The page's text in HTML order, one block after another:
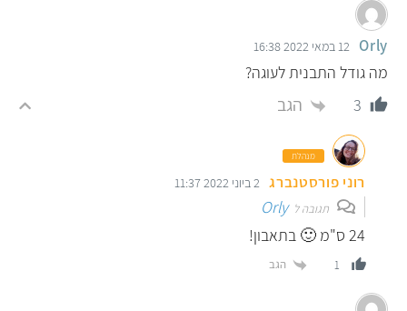
Orly 12 במאי 2022 16:38
מה גודל התבנית לעוגה?
3
הגב
מנהלת
רוני פורסטנברג 2 ביוני 2022 11:37
תגובה לOrly
24 ס"מ 🙂 בתאבון!
1 הגב